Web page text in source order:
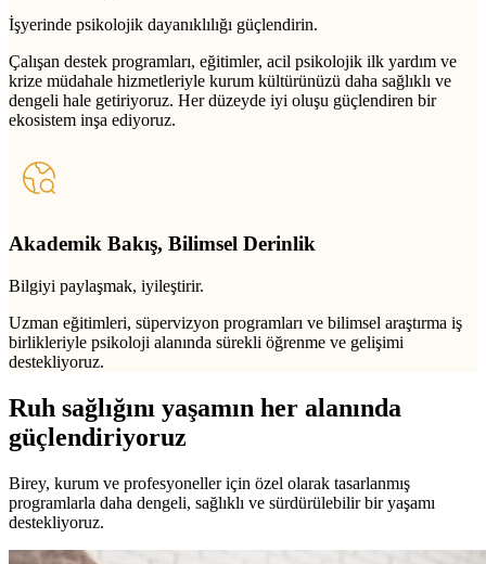
İşyerinde psikolojik dayanıklılığı güçlendirin.
Çalışan destek programları, eğitimler, acil psikolojik ilk yardım ve
krize müdahale hizmetleriyle kurum kültürünüzü daha sağlıklı ve
dengeli hale getiriyoruz. Her düzeyde iyi oluşu güçlendiren bir
ekosistem inşa ediyoruz.
Akademik Bakış, Bilimsel Derinlik
Bilgiyi paylaşmak, iyileştirir.
Uzman eğitimleri, süpervizyon programları ve bilimsel araştırma iş
birlikleriyle psikoloji alanında sürekli öğrenme ve gelişimi
destekliyoruz.
Ruh sağlığını yaşamın her alanında
güçlendiriyoruz
Birey, kurum ve profesyoneller için özel olarak tasarlanmış
programlarla daha dengeli, sağlıklı ve sürdürülebilir bir yaşamı
destekliyoruz.